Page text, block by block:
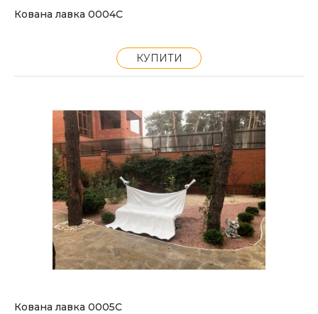
Кована лавка 0004С
КУПИТИ
Кована лавка 0005С